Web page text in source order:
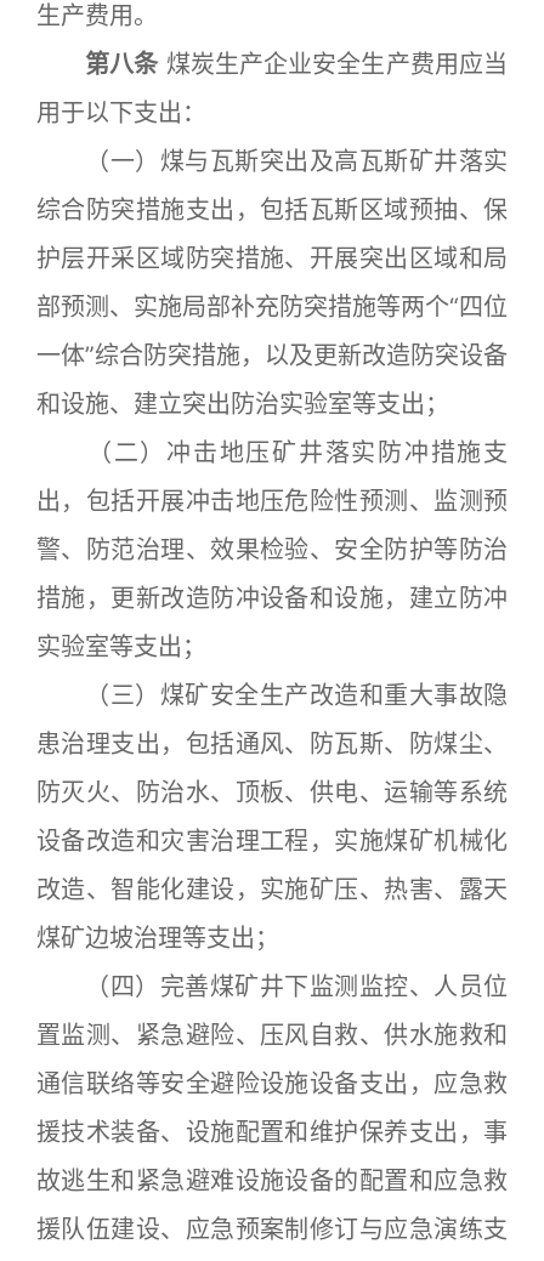
生产费用。
第八条 煤炭生产企业安全生产费用应当
用于以下支出：
（一）煤与瓦斯突出及高瓦斯矿井落实
综合防突措施支出，包括瓦斯区域预抽、保
护层开采区域防突措施、开展突出区域和局
部预测、实施局部补充防突措施等两个“四位
一体”综合防突措施，以及更新改造防突设备
和设施、建立突出防治实验室等支出；
（二）冲击地压矿井落实防冲措施支
出，包括开展冲击地压危险性预测、监测预
警、防范治理、效果检验、安全防护等防治
措施，更新改造防冲设备和设施，建立防冲
实验室等支出；
（三）煤矿安全生产改造和重大事故隐
患治理支出，包括通风、防瓦斯、防煤尘、
防灭火、防治水、顶板、供电、运输等系统
设备改造和灾害治理工程，实施煤矿机械化
改造、智能化建设，实施矿压、热害、露天
煤矿边坡治理等支出；
（四）完善煤矿井下监测监控、人员位
置监测、紧急避险、压风自救、供水施救和
通信联络等安全避险设施设备支出，应急救
援技术装备、设施配置和维护保养支出，事
故逃生和紧急避难设施设备的配置和应急救
援队伍建设、应急预案制修订与应急演练支